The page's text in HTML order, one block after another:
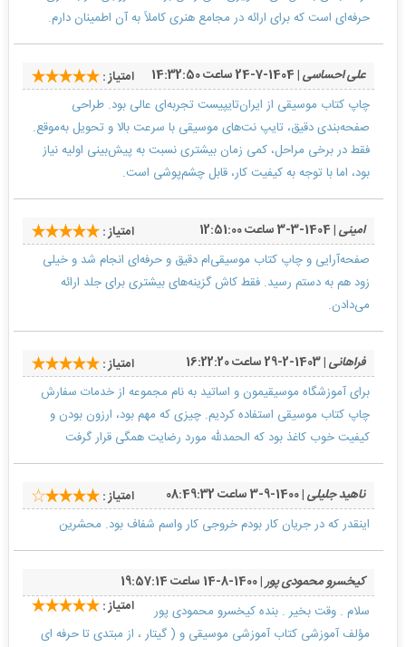
حرفه‌ای است که برای ارائه در مجامع هنری کاملاً به آن اطمینان دارم.
علی احساسی| 1404-7-24 ساعت 14:32:50
امتیاز :
چاپ کتاب موسیقی از ایران‌تایپیست تجربه‌ای عالی بود. طراحی
صفحه‌بندی دقیق، تایپ نت‌های موسیقی با سرعت بالا و تحویل به‌موقع.
فقط در برخی مراحل، کمی زمان بیشتری نسبت به پیش‌بینی اولیه نیاز
بود، اما با توجه به کیفیت کار، قابل چشم‌پوشی است.
امینی| 1404-3-3 ساعت 12:51:00
امتیاز :
صفحه‌آرایی و چاپ کتاب موسیقی‌ام دقیق و حرفه‌ای انجام شد و خیلی
زود هم به دستم رسید. فقط کاش گزینه‌های بیشتری برای جلد ارائه
می‌دادن.
فراهانی| 1403-2-29 ساعت 16:22:20
امتیاز :
برای آموزشگاه موسیقیمون و اساتید به نام مجموعه از خدمات سفارش
چاپ کتاب موسیقی استفاده کردیم. چیزی که مهم بود، ارزون بودن و
کیفیت خوب کاغذ بود که الحمدلله مورد رضایت همگی قرار گرفت
ناهید جلیلی| 1400-9-3 ساعت 08:49:32
امتیاز :
اینقدر که در جریان کار بودم خروجی کار واسم شفاف بود. محشرین
کیخسرو محمودی پور| 1400-8-14 ساعت 19:57:14
امتیاز :
سلام . وقت بخیر . بنده کیخسرو محمودی پور
مؤلف آموزشی کتاب آموزشی موسیقی و ( گیتار ، از مبتدی تا حرفه ای